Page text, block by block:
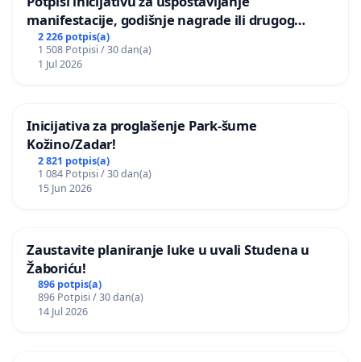
manifestacije, godišnje nagrade ili drugog
javnog događaja „Edin Avdić“ u Sarajevu
2 226 potpis(a)
1 508 Potpisi / 30 dan(a)
1 Jul 2026
Inicijativa za proglašenje Park-šume
Kožino/Zadar!
2 821 potpis(a)
1 084 Potpisi / 30 dan(a)
15 Jun 2026
Zaustavite planiranje luke u uvali Studena u
Žaboriću!
896 potpis(a)
896 Potpisi / 30 dan(a)
14 Jul 2026